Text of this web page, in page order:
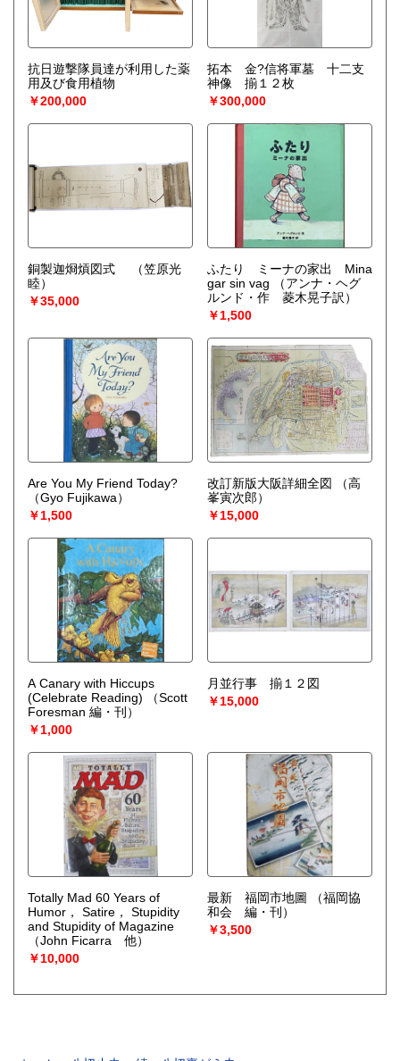
抗日遊撃隊員達が利用した薬
用及び食用植物
￥200,000
拓本 金?信将軍墓 十二支
神像 揃１２枚
￥300,000
銅製迦烱熕図式
（笠原光
睦）
￥35,000
ふたり ミーナの家出 Mina
gar sin vag
（アンナ・ヘグ
ルンド・作 菱木晃子訳）
￥1,500
Are You My Friend Today?
（Gyo Fujikawa）
￥1,500
改訂新版大阪詳細全図
（高
峯寅次郎）
￥15,000
A Canary with Hiccups
(Celebrate Reading)
（Scott
Foresman 編・刊）
￥1,000
月並行事 揃１２図
￥15,000
Totally Mad 60 Years of
Humor， Satire， Stupidity
and Stupidity of Magazine
（John Ficarra 他）
￥10,000
最新 福岡市地圖
（福岡協
和会 編・刊）
￥3,500